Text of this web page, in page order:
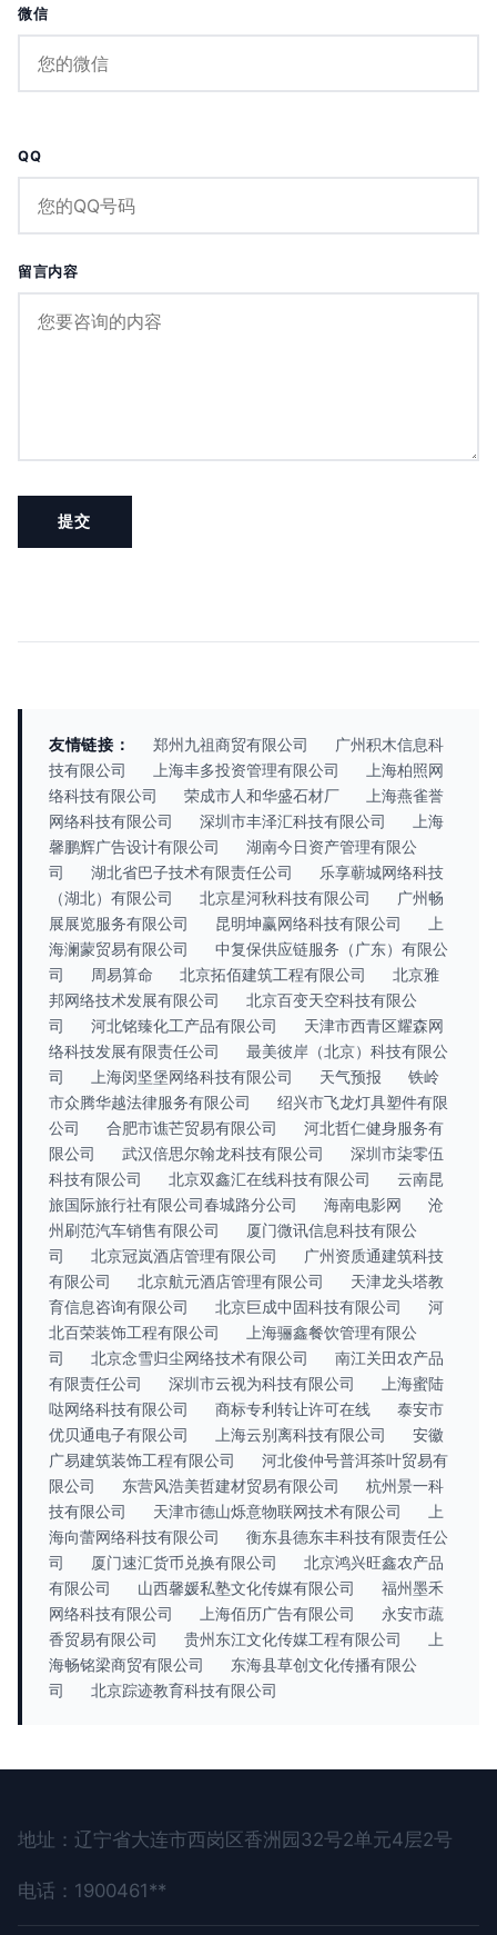
微信
QQ
留言内容
友情链接： 郑州九祖商贸有限公司
广州积木信息科
技有限公司
上海丰多投资管理有限公司
上海柏照网
络科技有限公司
荣成市人和华盛石材厂
上海燕雀誉
网络科技有限公司
深圳市丰泽汇科技有限公司
上海
馨鹏辉广告设计有限公司
湖南今日资产管理有限公
司
湖北省巴子技术有限责任公司
乐享蕲城网络科技
（湖北）有限公司
北京星河秋科技有限公司
广州畅
展展览服务有限公司
昆明坤赢网络科技有限公司
上
海澜蒙贸易有限公司
中复保供应链服务（广东）有限公
司
周易算命 北京拓佰建筑工程有限公司
北京雅
邦网络技术发展有限公司
北京百变天空科技有限公
司
河北铭臻化工产品有限公司
天津市西青区耀森网
络科技发展有限责任公司
最美彼岸（北京）科技有限公
司
上海闵坚堡网络科技有限公司 天气预报
铁岭
市众腾华越法律服务有限公司
绍兴市飞龙灯具塑件有限
公司
合肥市谯芒贸易有限公司
河北哲仁健身服务有
限公司
武汉倍思尔翰龙科技有限公司
深圳市柒零伍
科技有限公司
北京双鑫汇在线科技有限公司
云南昆
旅国际旅行社有限公司春城路分公司
海南电影网
沧
州刷范汽车销售有限公司
厦门微讯信息科技有限公
司
北京冠岚酒店管理有限公司
广州资质通建筑科技
有限公司
北京航元酒店管理有限公司
天津龙头塔教
育信息咨询有限公司
北京巨成中固科技有限公司
河
北百荣装饰工程有限公司
上海骊鑫餐饮管理有限公
司
北京念雪归尘网络技术有限公司
南江关田农产品
有限责任公司
深圳市云视为科技有限公司
上海蜜陆
哒网络科技有限公司
商标专利转让许可在线
泰安市
优贝通电子有限公司
上海云别离科技有限公司
安徽
广易建筑装饰工程有限公司
河北俊仲号普洱茶叶贸易有
限公司
东营风浩美哲建材贸易有限公司
杭州景一科
技有限公司
天津市德山烁意物联网技术有限公司
上
海向蕾网络科技有限公司
衡东县德东丰科技有限责任公
司
厦门速汇货币兑换有限公司
北京鸿兴旺鑫农产品
有限公司
山西馨媛私塾文化传媒有限公司
福州墨禾
网络科技有限公司
上海佰历广告有限公司
永安市蔬
香贸易有限公司
贵州东江文化传媒工程有限公司
上
海畅铭梁商贸有限公司
东海县草创文化传播有限公
司
北京踪迹教育科技有限公司
地址：辽宁省大连市西岗区香洲园32号2单元4层2号
电话：1900461**